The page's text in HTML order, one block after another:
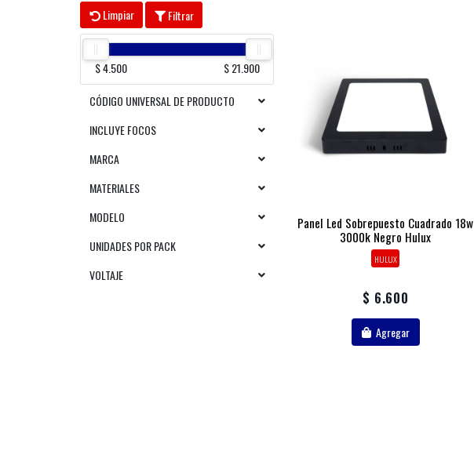
Limpiar Filtrar
$ 4.500 $ 21.900
CÓDIGO UNIVERSAL DE PRODUCTO
INCLUYE FOCOS
MARCA
MATERIALES
MODELO
UNIDADES POR PACK
VOLTAJE
Panel Led Sobrepuesto Cuadrado 18w
3000k Negro Hulux
HULUX
$ 6.600
Agregar